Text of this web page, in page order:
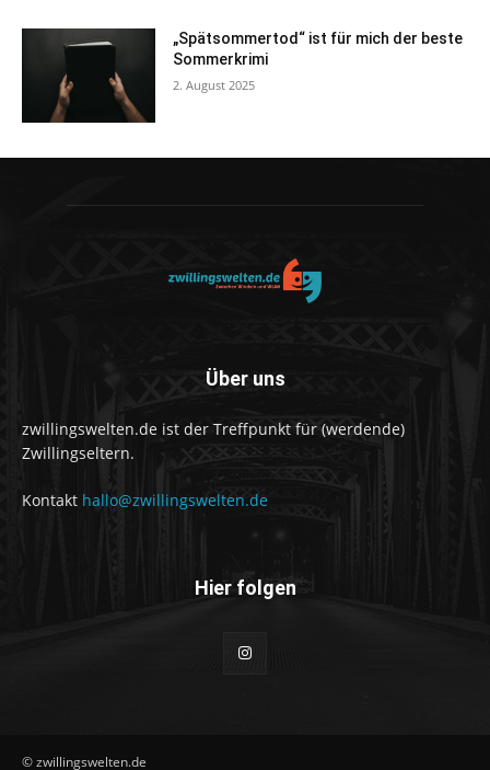
„Spätsommertod“ ist für mich der beste
Sommerkrimi
2. August 2025
Über uns
zwillingswelten.de ist der Treffpunkt für (werdende)
Zwillingseltern.
Kontakt hallo@zwillingswelten.de
Hier folgen
© zwillingswelten.de